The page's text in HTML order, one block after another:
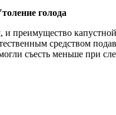
голода
преимущество
средством
съесть меньше при